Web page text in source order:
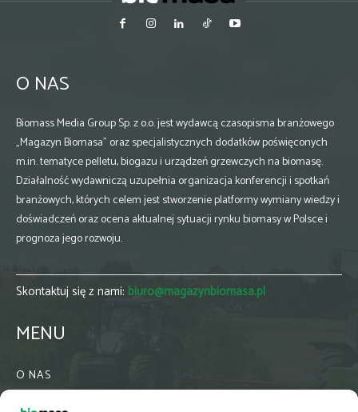
O NAS
Biomass Media Group Sp. z o.o. jest wydawcą czasopisma branżowego
„Magazyn Biomasa” oraz specjalistycznych dodatków poświęconych
m.in. tematyce pelletu, biogazu i urządzeń grzewczych na biomasę.
Działalność wydawniczą uzupełnia organizacja konferencji i spotkań
branżowych, których celem jest stworzenie platformy wymiany wiedzy i
doświadczeń oraz ocena aktualnej sytuacji rynku biomasy w Polsce i
prognoza jego rozwoju.
Skontaktuj się z nami: biuro@magazynbiomasa.pl
MENU
O NAS